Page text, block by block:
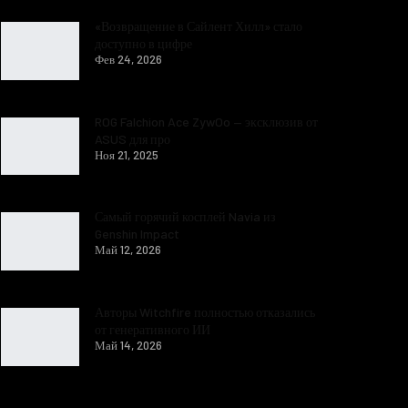
Фев 24, 2026
Ноя 21, 2025
Май 12, 2026
Май 14, 2026